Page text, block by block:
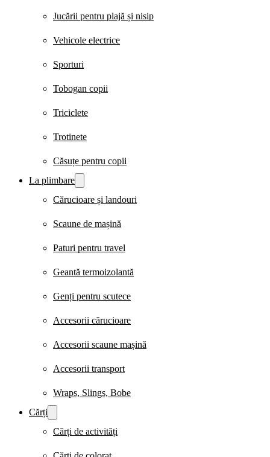
Jucării pentru plajă și nisip
Vehicole electrice
Sporturi
Tobogan copii
Triciclete
Trotinete
Căsuțe pentru copii
La plimbare
Cărucioare și landouri
Scaune de mașină
Paturi pentru travel
Geantă termoizolantă
Genți pentru scutece
Accesorii cărucioare
Accesorii scaune mașină
Accesorii transport
Wraps, Slings, Bobe
Cărți
Cărți de activități